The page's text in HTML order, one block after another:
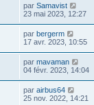
par Samavist
23 mai 2023, 12:27
par bergerm
17 avr. 2023, 10:55
par mavaman
04 févr. 2023, 14:04
par airbus64
25 nov. 2022, 14:21